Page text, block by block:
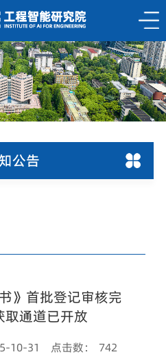
公告
》首批登记审核完
取通道已开放
10-31 点击数： 742